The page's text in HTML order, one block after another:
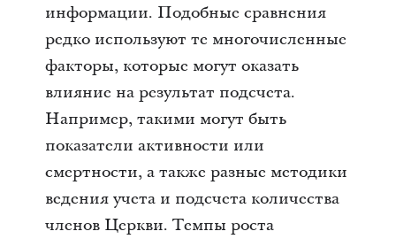
информации. Подобные сравнения
редко используют те многочисленные
факторы, которые могут оказать
влияние на результат подсчета.
Например, такими могут быть
показатели активности или
смертности, а также разные методики
ведения учета и подсчета количества
членов Церкви. Темпы роста